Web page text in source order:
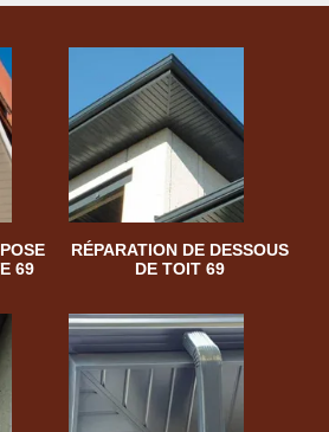
69
RÉPARATION DE DESSOUS
DE TOIT 69